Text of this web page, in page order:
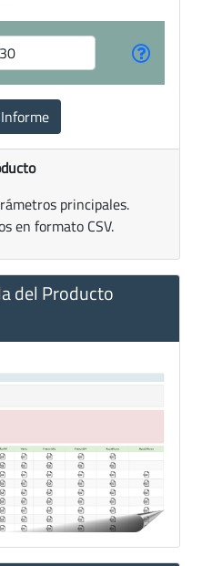
principales.
en formato CSV.
del Producto